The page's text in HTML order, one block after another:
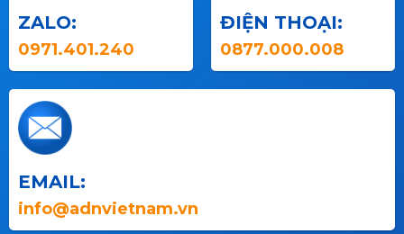
ZALO:
0971.401.240
ĐIỆN THOẠI:
0877.000.008
EMAIL:
info@adnvietnam.vn